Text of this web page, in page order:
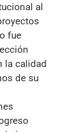
al
fue
la calidad
de su